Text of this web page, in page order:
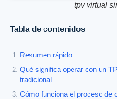
tpv virtual
Tabla de contenidos
Resumen rápido
Qué significa operar con un
tradicional
Cómo funciona el proceso de